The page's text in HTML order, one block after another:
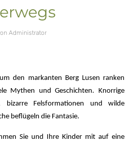
Administrator
den markanten Berg Lusen ranken
Mythen und Geschichten. Knorrige
bizarre Felsformationen und wilde
beflügeln die Fantasie.
Sie und Ihre Kinder mit auf eine